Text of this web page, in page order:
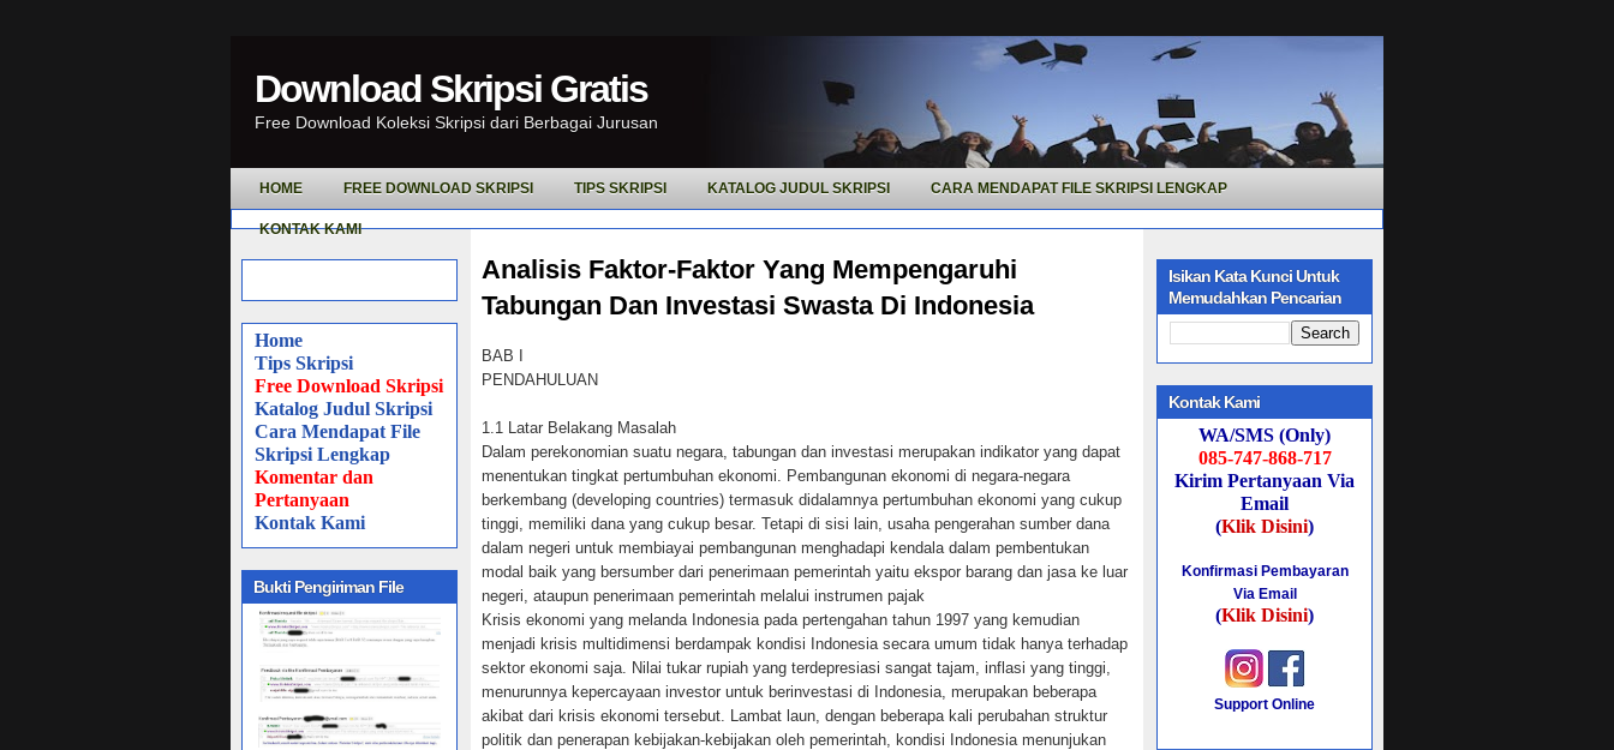
Download Skripsi Gratis
Free Download Koleksi Skripsi dari Berbagai Jurusan
HOME FREE DOWNLOAD SKRIPSI TIPS SKRIPSI KATALOG JUDUL SKRIPSI CARA MENDAPAT FILE SKRIPSI LENGKAP
KONTAK KAMI
Home
Tips Skripsi
Free Download Skripsi
Katalog Judul Skripsi
Cara Mendapat File
Skripsi Lengkap
Komentar dan
Pertanyaan
Kontak Kami
Bukti Pengiriman File
Analisis Faktor-Faktor Yang Mempengaruhi
Tabungan Dan Investasi Swasta Di Indonesia
BAB I
PENDAHULUAN
1.1 Latar Belakang Masalah
Dalam perekonomian suatu negara, tabungan dan investasi merupakan indikator yang dapat
menentukan tingkat pertumbuhan ekonomi. Pembangunan ekonomi di negara-negara
berkembang (developing countries) termasuk didalamnya pertumbuhan ekonomi yang cukup
tinggi, memiliki dana yang cukup besar. Tetapi di sisi lain, usaha pengerahan sumber dana
dalam negeri untuk membiayai pembangunan menghadapi kendala dalam pembentukan
modal baik yang bersumber dari penerimaan pemerintah yaitu ekspor barang dan jasa ke luar
negeri, ataupun penerimaan pemerintah melalui instrumen pajak
Krisis ekonomi yang melanda Indonesia pada pertengahan tahun 1997 yang kemudian
menjadi krisis multidimensi berdampak kondisi Indonesia secara umum tidak hanya terhadap
sektor ekonomi saja. Nilai tukar rupiah yang terdepresiasi sangat tajam, inflasi yang tinggi,
menurunnya kepercayaan investor untuk berinvestasi di Indonesia, merupakan beberapa
akibat dari krisis ekonomi tersebut. Lambat laun, dengan beberapa kali perubahan struktur
politik dan penerapan kebijakan-kebijakan oleh pemerintah, kondisi Indonesia menunjukan
Isikan Kata Kunci Untuk
Memudahkan Pencarian
Kontak Kami
WA/SMS (Only)
085-747-868-717
Kirim Pertanyaan Via
Email
(Klik Disini)
Konfirmasi Pembayaran
Via Email
(Klik Disini)
Support Online